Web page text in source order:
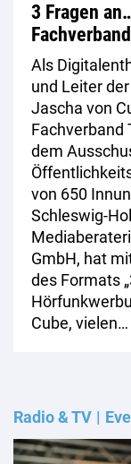
3 Fragen
Als
und Leiter
Jascha von
Fachverband
dem
von 650
Schleswig-
GmbH, hat
des Formats
Cube, vielen…
Radio & TV